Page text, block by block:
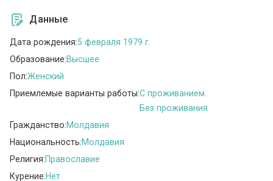
Данные
Дата рождения:5 февраля 1979 г.
Образование:Высшее
Пол:Женский
Приемлемые варианты работы:C проживанием
Без проживания
Гражданство:Молдавия
Национальность:Молдавия
Религия:Православие
Курение:Нет